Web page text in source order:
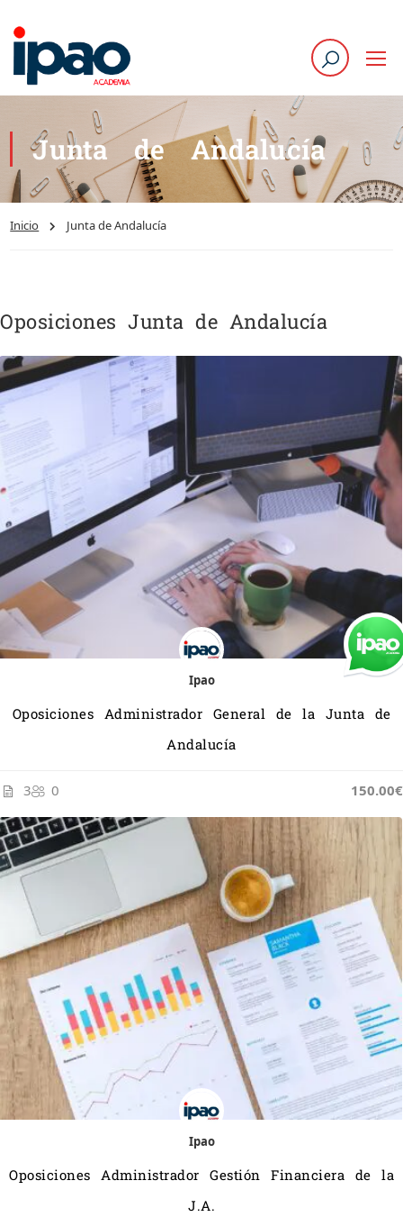
Junta de Andalucía
Inicio Junta de Andalucía
Oposiciones Junta de Andalucía
Ipao
Oposiciones Administrador General de la Junta de
Andalucía
3 0 150.00€
Ipao
Oposiciones Administrador Gestión Financiera de la
J.A.